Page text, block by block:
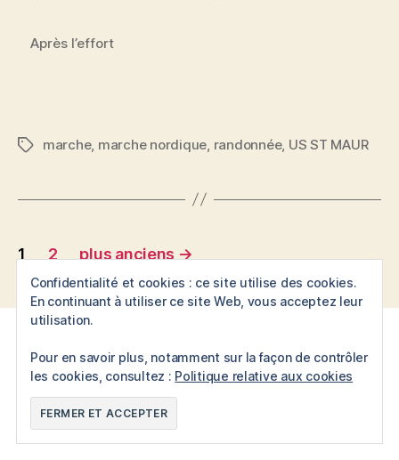
Après l’effort
Étiquettes
marche, marche nordique randonnée, US ST MAUR
Pagination
des
publications
1 2 plus anciens →
Catégories
Confidentialité et cookies : ce site utilise des cookies.
En continuant à utiliser ce site Web, vous acceptez leur
utilisation.
Pour en savoir plus, notamment sur la façon de contrôler
les cookies, consultez : Politique relative aux cookies